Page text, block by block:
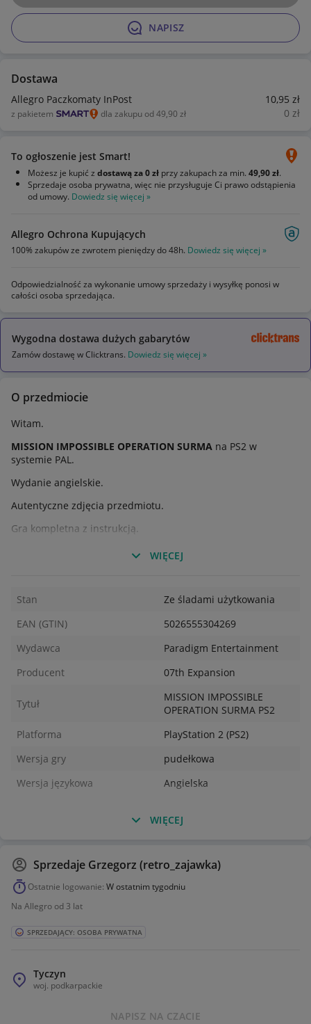
NAPISZ
Dostawa
Allegro Paczkomaty InPost 10,95 zł
z pakietem dla zakupu od 49,90 zł 0 zł
To ogłoszenie jest Smart!
Możesz je kupić z dostawą za 0 zł przy zakupach za min. 49,90 zł.
Sprzedaje osoba prywatna, więc nie przysługuje Ci prawo odstąpienia
od umowy. Dowiedz się więcej »
Allegro Ochrona Kupujących
100% zakupów ze zwrotem pieniędzy do 48h. Dowiedz się więcej »
Odpowiedzialność za wykonanie umowy sprzedaży i wysyłkę ponosi w
całości osoba sprzedająca.
Wygodna dostawa dużych gabarytów
Zamów dostawę w Clicktrans. Dowiedz się więcej »
O przedmiocie
Witam.
MISSION IMPOSSIBLE OPERATION SURMA na PS2 w
systemie PAL.
Wydanie angielskie.
Autentyczne zdjęcia przedmiotu.
Gra kompletna z instrukcją.
Sprawdź moje inne aukcje.
WIĘCEJ
Stan
Ze śladami użytkowania
EAN (GTIN)
5026555304269
Wydawca
Paradigm Entertainment
Producent
07th Expansion
Tytuł
MISSION IMPOSSIBLE
OPERATION SURMA PS2
Platforma
PlayStation 2 (PS2)
Wersja gry
pudełkowa
Wersja językowa
Angielska
WIĘCEJ
Sprzedaje Grzegorz (retro_zajawka)
Ostatnie logowanie: W ostatnim tygodniu
Na Allegro od 3 lat
SPRZEDAJĄCY: OSOBA PRYWATNA
Tyczyn
woj. podkarpackie
NAPISZ NA CZACIE